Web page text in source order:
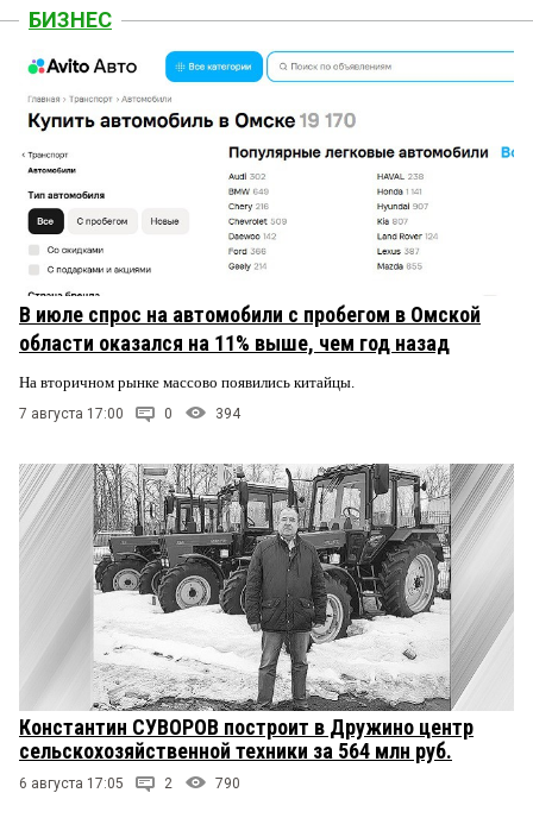
БИЗНЕС
В июле спрос на автомобили с пробегом в Омской
области оказался на 11% выше, чем год назад
На вторичном рынке массово появились китайцы.
7 августа 17:00 0 394
Константин СУВОРОВ построит в Дружино центр
сельскохозяйственной техники за 564 млн руб.
6 августа 17:05 2 790